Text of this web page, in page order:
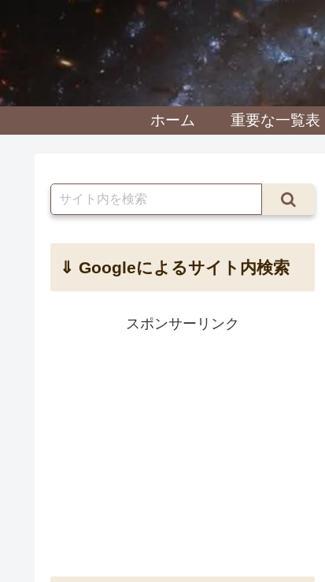
ホーム 重要な一覧表
⇓ Googleによるサイト内検索
スポンサーリンク